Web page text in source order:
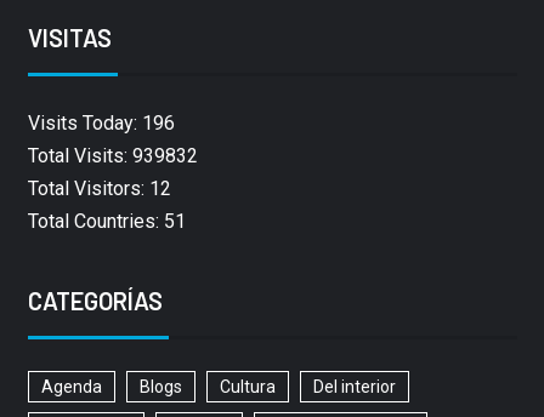
VISITAS
Visits Today: 196
Total Visits: 939832
Total Visitors: 12
Total Countries: 51
CATEGORÍAS
Agenda Blogs Cultura Del interior